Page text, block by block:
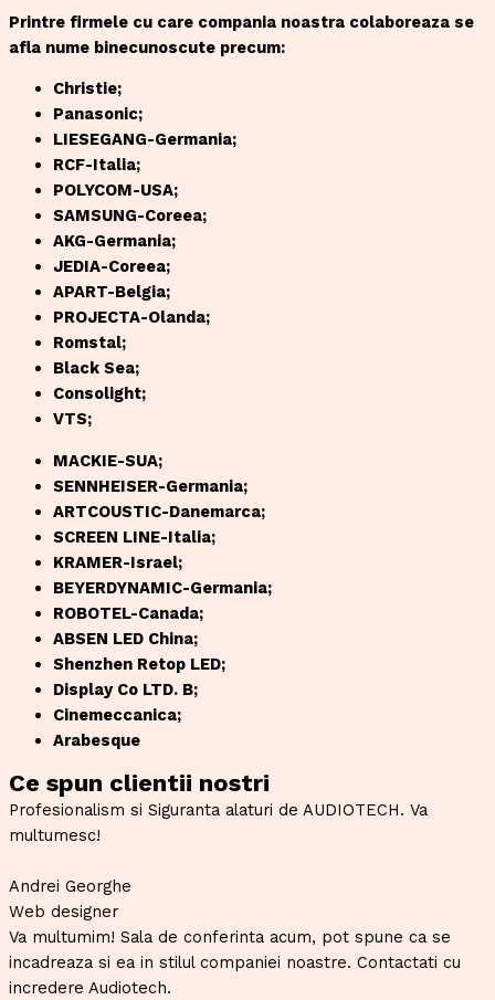
Printre firmele cu care compania noastra colaboreaza se
afla nume binecunoscute precum:
Christie;
Panasonic;
LIESEGANG-Germania;
RCF-Italia;
POLYCOM-USA;
SAMSUNG-Coreea;
AKG-Germania;
JEDIA-Coreea;
APART-Belgia;
PROJECTA-Olanda;
Romstal;
Black Sea;
Consolight;
VTS;
MACKIE-SUA;
SENNHEISER-Germania;
ARTCOUSTIC-Danemarca;
SCREEN LINE-Italia;
KRAMER-Israel;
BEYERDYNAMIC-Germania;
ROBOTEL-Canada;
ABSEN LED China;
Shenzhen Retop LED;
Display Co LTD. B;
Cinemeccanica;
Arabesque
Ce spun clientii nostri
Profesionalism si Siguranta alaturi de AUDIOTECH. Va
multumesc!
Andrei Georghe
Web designer
Va multumim! Sala de conferinta acum, pot spune ca se
incadreaza si ea in stilul companiei noastre. Contactati cu
incredere Audiotech.